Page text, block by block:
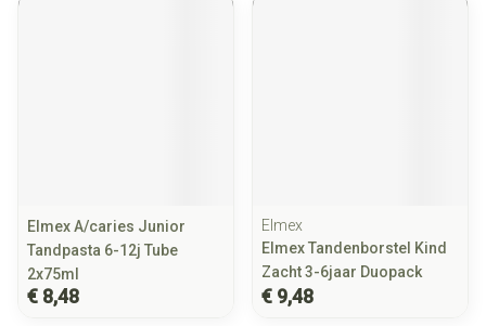
Elmex A/caries Junior
Tandpasta 6-12j Tube
2x75ml
€ 8,48
Elmex
Elmex Tandenborstel Kind
Zacht 3-6jaar Duopack
€ 9,48